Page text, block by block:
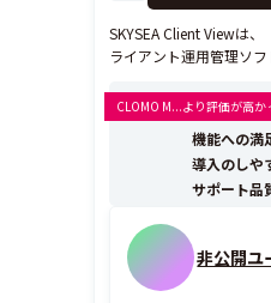
SKYSEA Client Viewは
ライアント運用管理ソ
ト）など、情報セキュ
用管理、およびテレワー
ます。 IaaSでもご利用
CLOMO M...より評価が高か
機能への満
導入のしや
サポート品
非公開ユ